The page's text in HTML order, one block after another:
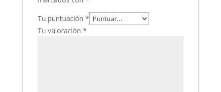
Tu puntuación *
Tu valoración *